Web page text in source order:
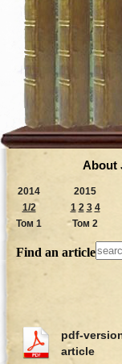
About
2014
1/2
Том 1
2015
1 2 3 4
Том 2
Find an article
pdf-
article